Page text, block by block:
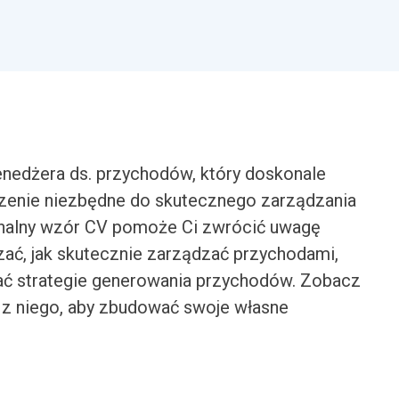
ds. przychodów, który doskonale
niezbędne do skutecznego zarządzania
wzór CV pomoże Ci zwrócić uwagę
jak skutecznie zarządzać przychodami,
strategie generowania przychodów. Zobacz
niego, aby zbudować swoje własne